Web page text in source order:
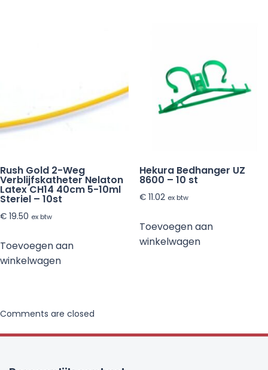
Rush Gold 2-Weg
Verblijfskatheter Nelaton
Latex CH14 40cm 5-10ml
Steriel – 10st
€ 19.50 ex btw
Toevoegen aan
winkelwagen
Hekura Bedhanger UZ
8600 – 10 st
€11.02 ex btw
Toevoegen aan
winkelwagen
Comments are closed